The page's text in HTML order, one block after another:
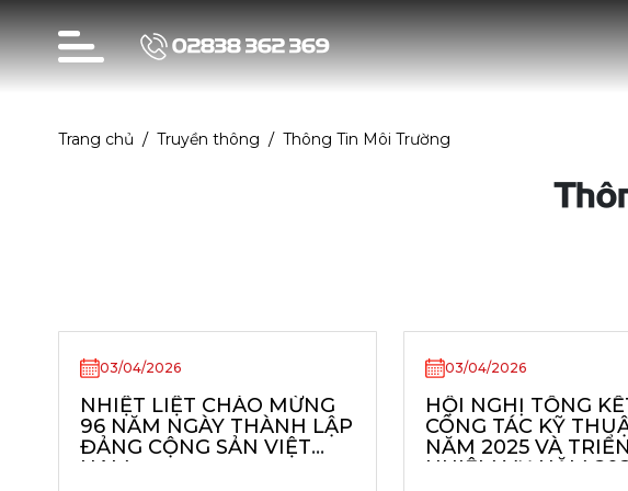
02838 362 369
Trang chủ Truyền thông Thông Tin Môi Trường
03/04/2026
NHIỆT LIỆT CHÀO MỪNG
96 NĂM NGÀY THÀNH LẬP
ĐẢNG CỘNG SẢN VIỆT
NAM
03/04/2026
HỘI NGHỊ TỔNG
CÔNG TÁC KỸ
NĂM 2025 VÀ
NHIỆM VỤ NĂM